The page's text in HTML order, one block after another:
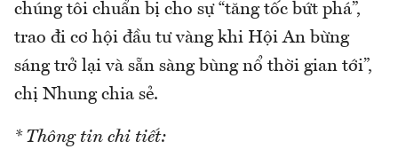
chúng tôi chuẩn bị cho sự “tăng tốc bứt phá”,
trao đi cơ hội đầu tư vàng khi Hội An bừng
sáng trở lại và sẵn sàng bùng nổ thời gian tới”,
chị Nhung chia sẻ.
* Thông tin chi tiết: